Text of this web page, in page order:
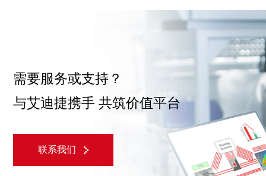
需要服务或支持？
与艾迪捷携手 共筑价值平台
联系我们